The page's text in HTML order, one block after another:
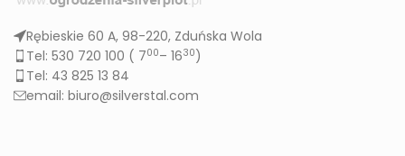
Rębieskie 60 A, 98-220, Zduńska Wola
Tel: 530 720 100 ( 700– 1630)
Tel: 43 825 13 84
email: biuro@silverstal.com